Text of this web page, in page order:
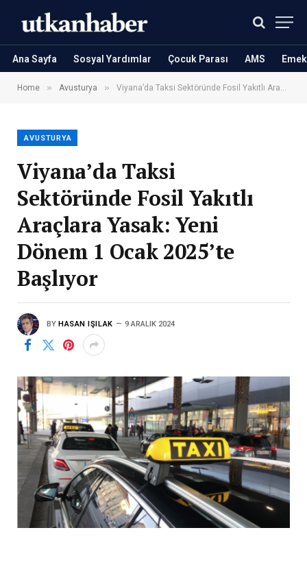
Ana Sayfa Sosyal Yardımlar Çocuk Parası AMS
Home » Avusturya » Viyana’da Taksi Sektöründe Fosil Yakıtlı Araçlara Yasak: Yeni Dönem 1 Ocak 2025’te Başlıyor
AVUSTURYA
Viyana’da Taksi
Sektöründe Fosil Yakıtlı
Araçlara Yasak: Yeni
Dönem 1 Ocak 2025’te
Başlıyor
BY HASAN IŞILAK 9 ARALIK 2024